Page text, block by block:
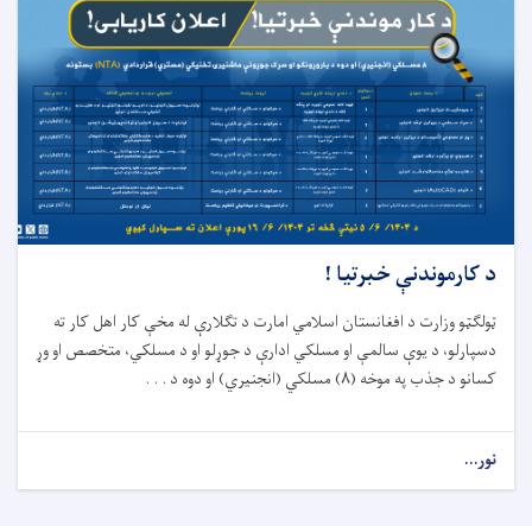
د کارموندنې خبرتیا !
ټولګټو وزارت د افغانستان اسلامي امارت د تگلارې له مخې کار اهل کار ته
دسپارلو، د يوې سالمې او مسلکي ادارې د جوړلو او د مسلکي، متخصص او وړ
کسانو د جذب په موخه (۸) مسلكي (انجنيري) او دوه د . . .
نور...